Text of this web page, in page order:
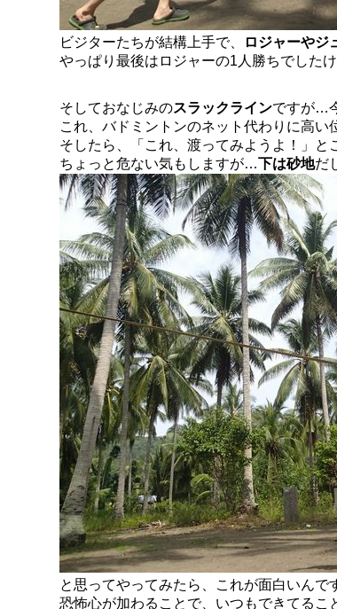
ビジターたちが結構上手で、 ロジャーやジ
やっぱり最後はロジャーの1人勝ちでした
そしておなじみのスラックラインですが…
これ、バドミントンのネット代わりに高い
そしたら、「これ、渡ってみようよ！」と
ちょっと危ない気もしますが…下は砂地だ
と思ってやってみたら、これが面白いんで
恐怖心が加わることで、いつもできてるこ